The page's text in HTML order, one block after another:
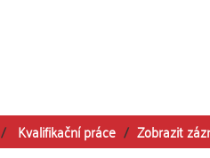
Kvalifikační práce
Zobrazit